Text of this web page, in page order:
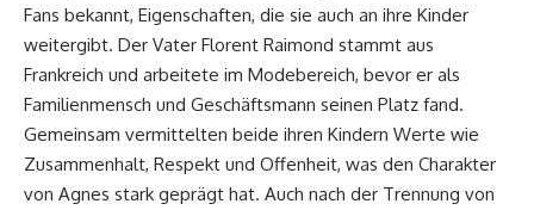
Fans bekannt, Eigenschaften, die sie auch an ihre Kinder
weitergibt. Der Vater Florent Raimond stammt aus
Frankreich und arbeitete im Modebereich, bevor er als
Familienmensch und Geschäftsmann seinen Platz fand.
Gemeinsam vermittelten beide ihren Kindern Werte wie
Zusammenhalt, Respekt und Offenheit, was den Charakter
von Agnes stark geprägt hat. Auch nach der Trennung von